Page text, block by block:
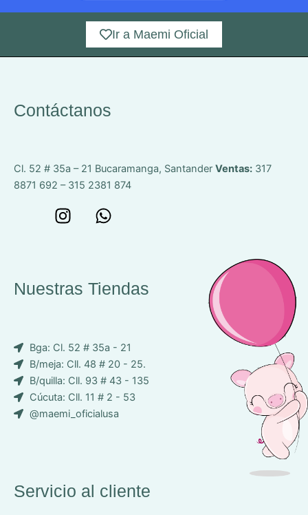
Ir a Maemi Oficial
Contáctanos
Cl. 52 # 35a – 21 Bucaramanga, Santander Ventas: 317
8871 692 – 315 2381 874
e
p
c
o
n
-
f
b
I
a
g
m
W
s
a
Nuestras Tiendas
Bga: Cl. 52 # 35a - 21
B/meja: Cll. 48 # 20 - 25.
B/quilla: Cll. 93 # 43 - 135
Cúcuta: Cll. 11 # 2 - 53
@maemi_oficialusa
Servicio al cliente